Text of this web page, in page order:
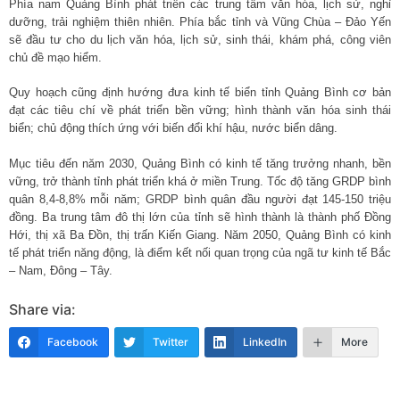
Phía nam Quảng Bình phát triển các trung tâm văn hóa, lịch sử, nghỉ
dưỡng, trải nghiệm thiên nhiên. Phía bắc tỉnh và Vũng Chùa – Đảo Yến
sẽ đầu tư cho du lịch văn hóa, lịch sử, sinh thái, khám phá, công viên
chủ đề mạo hiểm.
Quy hoạch cũng định hướng đưa kinh tế biển tỉnh Quảng Bình cơ bản
đạt các tiêu chí về phát triển bền vững; hình thành văn hóa sinh thái
biển; chủ động thích ứng với biến đổi khí hậu, nước biển dâng.
Mục tiêu đến năm 2030, Quảng Bình có kinh tế tăng trưởng nhanh, bền
vững, trở thành tỉnh phát triển khá ở miền Trung. Tốc độ tăng GRDP bình
quân 8,4-8,8% mỗi năm; GRDP bình quân đầu người đạt 145-150 triệu
đồng. Ba trung tâm đô thị lớn của tỉnh sẽ hình thành là thành phố Đồng
Hới, thị xã Ba Đồn, thị trấn Kiến Giang. Năm 2050, Quảng Bình có kinh
tế phát triển năng động, là điểm kết nối quan trọng của ngã tư kinh tế Bắc
– Nam, Đông – Tây.
Share via:
Facebook Twitter LinkedIn More